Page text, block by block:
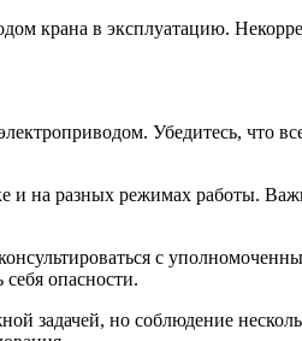
крана в эксплуатацию.
Убедитесь, что
на разных режимах работы.
с
опасности.
задачей, но соблюдение